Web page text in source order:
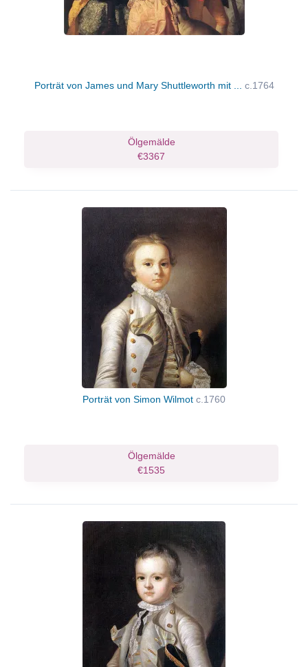
Porträt von James und Mary Shuttleworth mit ... c.1764
Ölgemälde
€3367
Porträt von Simon Wilmot c.1760
Ölgemälde
€1535